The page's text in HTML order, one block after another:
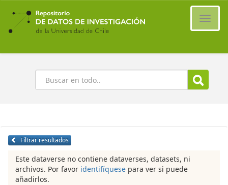
Ir
contenido
principal
Buscar
Filtrar resultados
Este dataverse no contiene dataverses, datasets, ni
archivos. Por favor identifíquese para ver si puede
añadirlos.